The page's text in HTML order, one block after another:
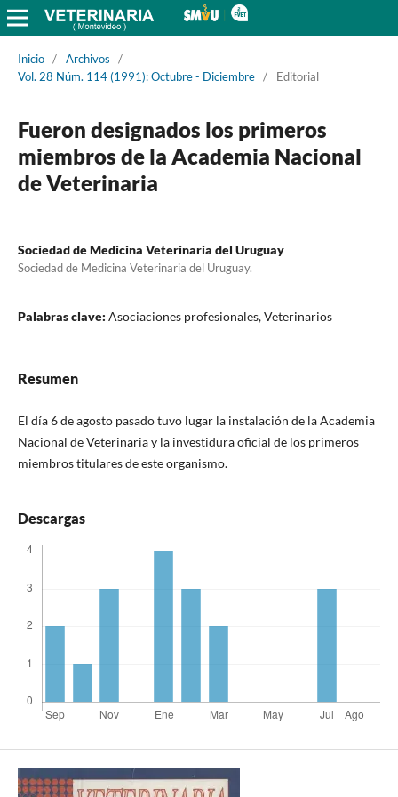
Inicio / Archivos
/
Vol. 28 Núm. 114 (1991): Octubre - Diciembre / Editorial
Fueron designados los primeros
miembros de la Academia Nacional
de Veterinaria
Sociedad de Medicina Veterinaria del Uruguay
Sociedad de Medicina Veterinaria del Uruguay.
Palabras clave: Asociaciones profesionales, Veterinarios
Resumen
El día 6 de agosto pasado tuvo lugar la instalación de la Academia
Nacional de Veterinaria y la investidura oficial de los primeros
miembros titulares de este organismo.
Descargas